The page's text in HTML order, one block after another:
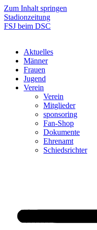
Zum Inhalt springen
Stadionzeitung
FSJ beim DSC
Aktuelles
Männer
Frauen
Jugend
Verein
Verein
Mitglieder
sponsoring
Fan-Shop
Dokumente
Ehrenamt
Schiedsrichter